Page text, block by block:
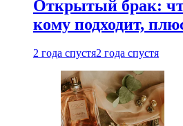
Открытый брак:
кому подходит,
2 года спустя2 года спустя